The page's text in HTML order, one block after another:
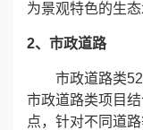
为景观特色的生态
2、市政道路
市政道路类
市政道路类项目
点，针对不同道